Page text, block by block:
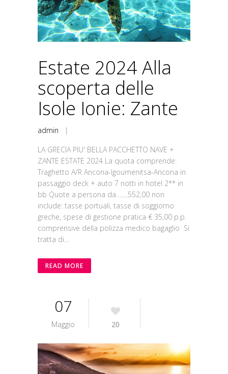
Estate 2024 Alla
scoperta delle
Isole Ionie: Zante
admin |
LA GRECIA PIU' BELLA PACCHETTO NAVE +
ZANTE ESTATE 2024 La quota comprende:
Traghetto A/R Ancona-Igoumenitsa-Ancona in
passaggio deck + auto 7 notti in hotel 2** in
bb Quote a persona da…….552,00 non
include: tasse portuali, tasse di soggiorno
greche, spese di gestione pratica € 35,00 p.p.
comprensive della polizza medico bagaglio Si
tratta di...
READ MORE
07
Maggio 20